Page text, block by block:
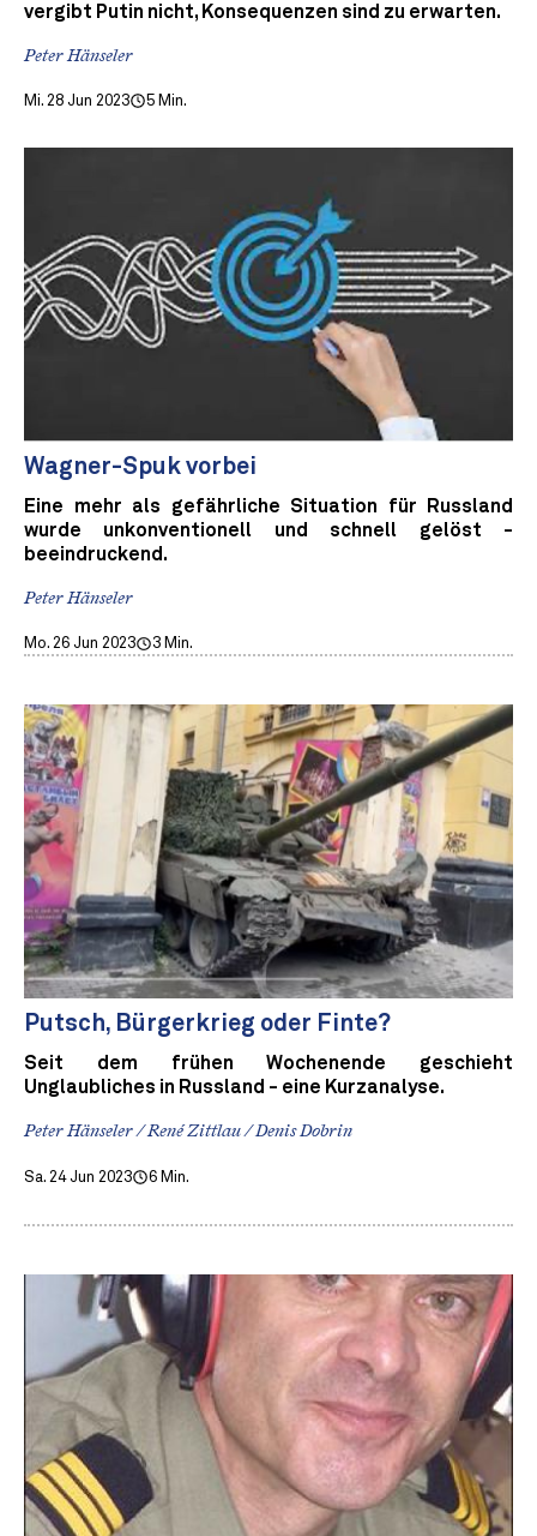
vergibt Putin nicht, Konsequenzen sind zu erwarten.
Peter Hänseler
Mi. 28 Jun 2023 5 Min.
Wagner-Spuk vorbei
Eine mehr als gefährliche Situation für Russland
wurde unkonventionell und schnell gelöst -
beeindruckend.
Peter Hänseler
Mo. 26 Jun 2023 3 Min.
Putsch, Bürgerkrieg oder Finte?
Seit dem frühen Wochenende geschieht
Unglaubliches in Russland - eine Kurzanalyse.
Peter Hänseler / René Zittlau / Denis Dobrin
Sa. 24 Jun 2023 6 Min.